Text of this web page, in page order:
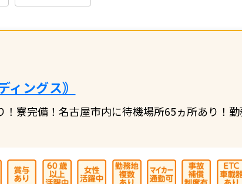
ングス｠
寮完備！名古屋市内に待機場所65ヵ所あり！